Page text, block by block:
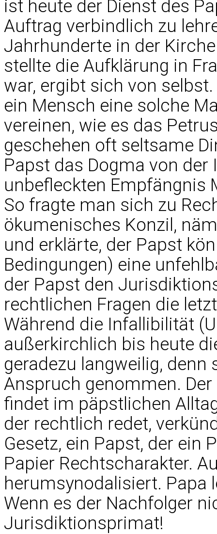
ist heute der Dienst des
Auftrag verbindlich zu
Jahrhunderte in der
stellte die Aufklärung in
war, ergibt sich von
ein Mensch eine solche
vereinen, wie es das
geschehen oft seltsame
Papst das Dogma von
unbefleckten Empfängnis
So fragte man sich zu
ökumenisches Konzil,
und erklärte, der Papst
Bedingungen) eine
der Papst den
rechtlichen Fragen die
Während die Infallibilität
außerkirchlich bis heute
geradezu langweilig,
Anspruch genommen.
findet im päpstlichen
der rechtlich redet,
Gesetz, ein Papst, der ein
Papier Rechtscharakter.
herumsynodalisiert. Papa
Wenn es der Nachfolger
Jurisdiktionsprimat!